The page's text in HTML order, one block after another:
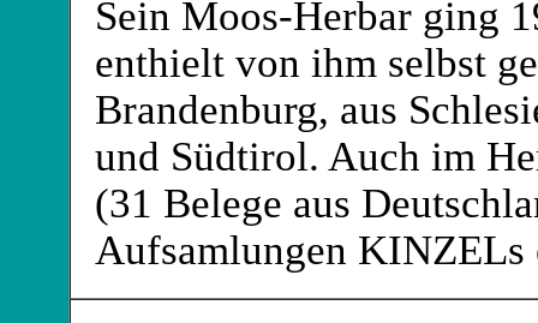
Sein Moos-Herbar ging
enthielt von ihm selbst
Brandenburg, aus
und Südtirol. Auch im
(31 Belege aus
Aufsamlungen KINZELs